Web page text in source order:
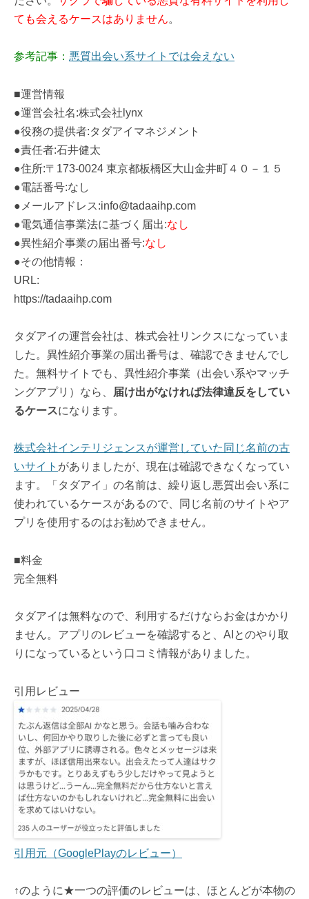
ても会えるケースはありません。
参考記事： 悪質出会い系サイトでは会えない
■運営情報
●運営会社名:株式会社lynx
●役務の提供者:タダアイマネジメント
●責任者:石井健太
●住所:〒173-0024 東京都板橋区大山金井町４０－１５
●電話番号:なし
●メールアドレス:info@tadaaihp.com
●電気通信事業法に基づく届出:なし
●異性紹介事業の届出番号:なし
●その他情報：
URL:
https://tadaaihp.com
タダアイの運営会社は、株式会社リンクスになっていま
した。異性紹介事業の届出番号は、確認できませんでし
た。無料サイトでも、異性紹介事業（出会い系やマッチ
ングアプリ）なら、
届け出がなければ法律違反をしてい
るケースになります。
株式会社インテリジェンスが運営していた同じ名前の古
いサイト がありましたが、現在は確認できなくなってい
ます。「タダアイ」の名前は、繰り返し悪質出会い系に
使われているケースがあるので、同じ名前のサイトやア
プリを使用するのはお勧めできません。
■料金
完全無料
タダアイは無料なので、利用するだけならお金はかかり
ません。アプリのレビューを確認すると、AIとのやり取
りになっているという口コミ情報がありました。
引用レビュー
引用元（GooglePlayのレビュー）
↑のように★一つの評価のレビューは、ほとんどが本物の